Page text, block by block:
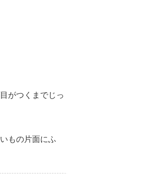
がつくまでじっ
もの片面にふ